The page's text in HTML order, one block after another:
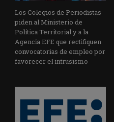
Los Colegios de Periodistas
piden al Ministerio de
Política Territorial y a la
Agencia EFE que rectifiquen
convocatorias de empleo por
favorecer el intrusismo